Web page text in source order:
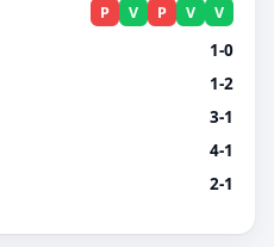
P V P V V
1-0
1-2
3-1
4-1
2-1